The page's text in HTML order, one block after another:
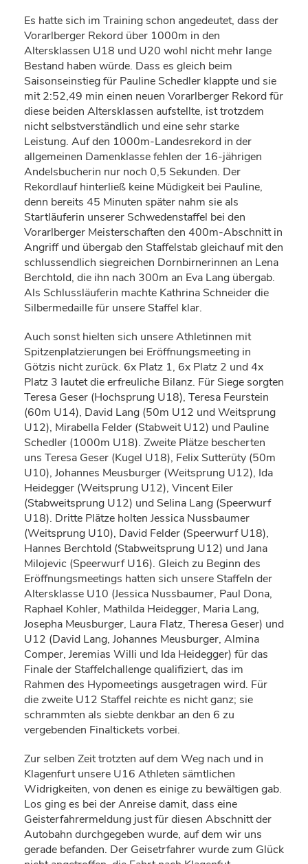
Es hatte sich im Training schon angedeutet, dass der
Vorarlberger Rekord über 1000m in den
Altersklassen U18 und U20 wohl nicht mehr lange
Bestand haben würde. Dass es gleich beim
Saisonseinstieg für Pauline Schedler klappte und sie
mit 2:52,49 min einen neuen Vorarlberger Rekord für
diese beiden Altersklassen aufstellte, ist trotzdem
nicht selbstverständlich und eine sehr starke
Leistung. Auf den 1000m-Landesrekord in der
allgemeinen Damenklasse fehlen der 16-jährigen
Andelsbucherin nur noch 0,5 Sekunden. Der
Rekordlauf hinterließ keine Müdigkeit bei Pauline,
denn bereits 45 Minuten später nahm sie als
Startläuferin unserer Schwedenstaffel bei den
Vorarlberger Meisterschaften den 400m-Abschnitt in
Angriff und übergab den Staffelstab gleichauf mit den
schlussendlich siegreichen Dornbirnerinnen an Lena
Berchtold, die ihn nach 300m an Eva Lang übergab.
Als Schlussläuferin machte Kathrina Schneider die
Silbermedaille für unsere Staffel klar.
Auch sonst hielten sich unsere Athletinnen mit
Spitzenplatzierungen bei Eröffnungsmeeting in
Götzis nicht zurück. 6x Platz 1, 6x Platz 2 und 4x
Platz 3 lautet die erfreuliche Bilanz. Für Siege sorgten
Teresa Geser (Hochsprung U18), Teresa Feurstein
(60m U14), David Lang (50m U12 und Weitsprung
U12), Mirabella Felder (Stabweit U12) und Pauline
Schedler (1000m U18). Zweite Plätze bescherten
uns Teresa Geser (Kugel U18), Felix Sutterüty (50m
U10), Johannes Meusburger (Weitsprung U12), Ida
Heidegger (Weitsprung U12), Vincent Eiler
(Stabweitsprung U12) und Selina Lang (Speerwurf
U18). Dritte Plätze holten Jessica Nussbaumer
(Weitsprung U10), David Felder (Speerwurf U18),
Hannes Berchtold (Stabweitsprung U12) und Jana
Milojevic (Speerwurf U16). Gleich zu Beginn des
Eröffnungsmeetings hatten sich unsere Staffeln der
Altersklasse U10 (Jessica Nussbaumer, Paul Dona,
Raphael Kohler, Mathilda Heidegger, Maria Lang,
Josepha Meusburger, Laura Flatz, Theresa Geser) und
U12 (David Lang, Johannes Meusburger, Almina
Comper, Jeremias Willi und Ida Heidegger) für das
Finale der Staffelchallenge qualifiziert, das im
Rahmen des Hypomeetings ausgetragen wird. Für
die zweite U12 Staffel reichte es nicht ganz; sie
schrammten als siebte denkbar an den 6 zu
vergebenden Finaltickets vorbei.
Zur selben Zeit trotzten auf dem Weg nach und in
Klagenfurt unsere U16 Athleten sämtlichen
Widrigkeiten, von denen es einige zu bewältigen gab.
Los ging es bei der Anreise damit, dass eine
Geisterfahrermeldung just für diesen Abschnitt der
Autobahn durchgegeben wurde, auf dem wir uns
gerade befanden. Der Geisetrfahrer wurde zum Glück